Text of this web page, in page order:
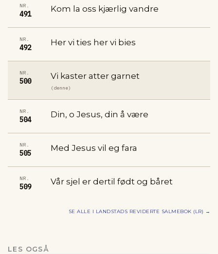
NR.
491
Kom la oss kjærlig vandre
NR.
492
Her vi ties her vi bies
NR.
500
Vi kaster atter garnet
(denne)
NR.
504
Din, o Jesus, din å være
NR.
505
Med Jesus vil eg fara
NR.
509
Vår sjel er dertil født og båret
SE ALLE I LANDSTADS REVIDERTE SALMEBOK (LR) →
LES OGSÅ